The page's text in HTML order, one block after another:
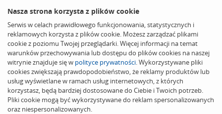
Nasza strona korzysta z plików cookie
Serwis w celach prawidłowego funkcjonowania, statystycznych i
reklamowych korzysta z plików cookie. Możesz zarządzać plikami
cookie z poziomu Twojej przeglądarki. Więcej informacji na temat
warunków przechowywania lub dostępu do plików cookies na naszej
witrynie znajduje się w polityce prywatności. Wykorzystywane pliki
cookies zwiększają prawdopodobieństwo, że reklamy produktów lub
usług wyświetlane w ramach usług internetowych, z których
korzystasz, będą bardziej dostosowane do Ciebie i Twoich potrzeb.
Pliki cookie mogą być wykorzystywane do reklam spersonalizowanych
oraz niespersonalizowanych.